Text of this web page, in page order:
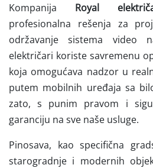
Kompanija Royal
profesionalna rešenja za
održavanje sistema video
električari koriste savremenu
koja omogućava nadzor u
putem mobilnih uređaja sa
zato, s punim pravom i
garanciju na sve naše usluge.
Pinosava, kao specifična
starogradnje i modernih